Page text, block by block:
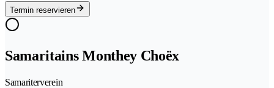
Termin reservieren
Samaritains Monthey Choëx
Samariterverein